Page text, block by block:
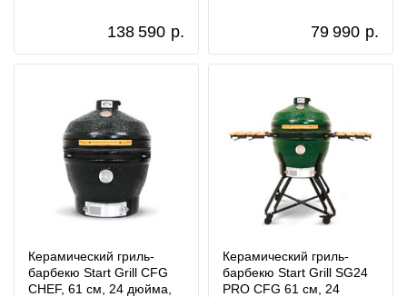
138 590 р. 79 990 р.
Керамический гриль-
барбекю Start Grill CFG
CHEF, 61 см, 24 дюйма,
Керамический гриль-
барбекю Start Grill SG24
PRO CFG 61 см, 24